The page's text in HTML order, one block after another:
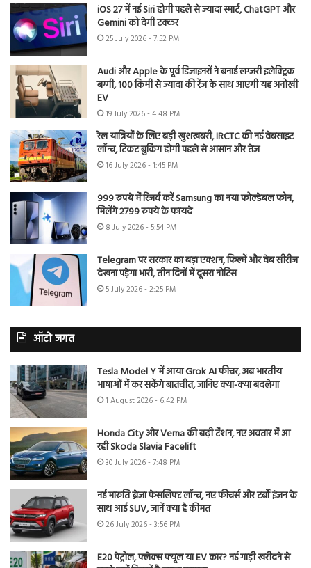
iOS 27 में नई Siri होगी पहले से ज्यादा स्मार्ट, ChatGPT और
Gemini को देगी टक्कर
25 July 2026 - 7:52 PM
Audi और Apple के पूर्व डिजाइनरों ने बनाई लग्जरी इलेक्ट्रिक
बग्गी, 100 किमी से ज्यादा की रेंज के साथ आएगी यह अनोखी
EV
19 July 2026 - 4:48 PM
रेल यात्रियों के लिए बड़ी खुशखबरी, IRCTC की नई वेबसाइट
लॉन्च, टिकट बुकिंग होगी पहले से आसान और तेज
16 July 2026 - 1:45 PM
999 रुपये में रिजर्व करें Samsung का नया फोल्डेबल फोन,
मिलेंगे 2799 रुपये के फायदे
8 July 2026 - 5:54 PM
Telegram पर सरकार का बड़ा एक्शन, फिल्में और वेब सीरीज
देखना पड़ेगा भारी, तीन दिनों में दूसरा नोटिस
5 July 2026 - 2:25 PM
ऑटो जगत
Tesla Model Y में आया Grok AI फीचर, अब भारतीय
भाषाओं में कर सकेंगे बातचीत, जानिए क्या-क्या बदलेगा
1 August 2026 - 6:42 PM
Honda City और Verna की बढ़ी टेंशन, नए अवतार में आ
रही Skoda Slavia Facelift
30 July 2026 - 7:48 PM
नई मारुति ब्रेजा फेसलिफ्ट लॉन्च, नए फीचर्स और टर्बो इंजन के
साथ आई SUV, जानें क्या है कीमत
26 July 2026 - 3:56 PM
E20 पेट्रोल, फ्लेक्स फ्यूल या EV कार? नई गाड़ी खरीदने से